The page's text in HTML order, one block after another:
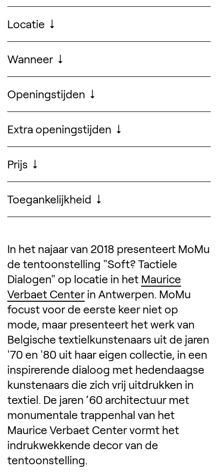
Praktische informatie
Locatie
Wanneer
28 september 2018 tot en met 24
februari 2019
Openingstijden
Extra openingstijden
Prijs
Gratis, een ticket reserveren is niet
nodig
Toegankelijkheid
Omschrijving van de
In het najaar van 2018 presenteert MoMu
de tentoonstelling "Soft? Tactiele
Dialogen" op locatie in het Maurice
Verbaet Center in Antwerpen. MoMu
focust voor de eerste keer niet op
mode, maar presenteert het werk van
Belgische textielkunstenaars uit de jaren
'70 en '80 uit haar eigen collectie, in een
inspirerende dialoog met hedendaagse
kunstenaars die zich vrij uitdrukken in
textiel. De jaren ‘60 architectuur met
monumentale trappenhal van het
Maurice Verbaet Center vormt het
indrukwekkende decor van de
tentoonstelling.